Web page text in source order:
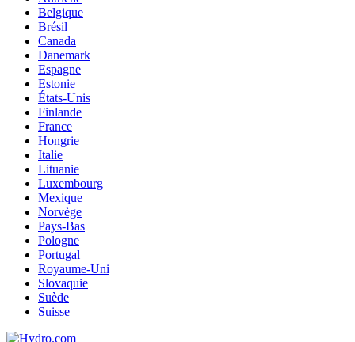
Belgique
Brésil
Canada
Danemark
Espagne
Estonie
États-Unis
Finlande
France
Hongrie
Italie
Lituanie
Luxembourg
Mexique
Norvège
Pays-Bas
Pologne
Portugal
Royaume-Uni
Slovaquie
Suède
Suisse